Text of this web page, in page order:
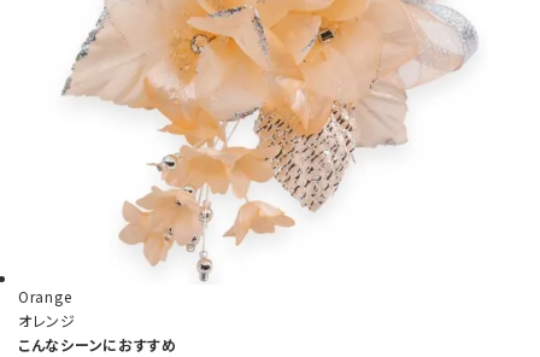
Orange
オレンジ
こんなシーンにおすすめ